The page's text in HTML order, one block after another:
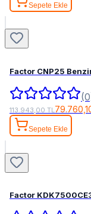
Sepete Ekle
Factor CNP25
113.943,00 TL
Sepete Ekle
Factor